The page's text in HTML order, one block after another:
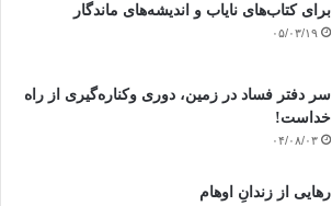
برای کتاب‌های نایاب و اندیشه‌های ماندگار
۰۵/۰۳/۱۹
سر دفتر فساد در زمین‌، دوری وکناره‌گیری از راه
خداست‌!
۰۴/۰۸/۰۳
رهایی از زندانِ اوهام